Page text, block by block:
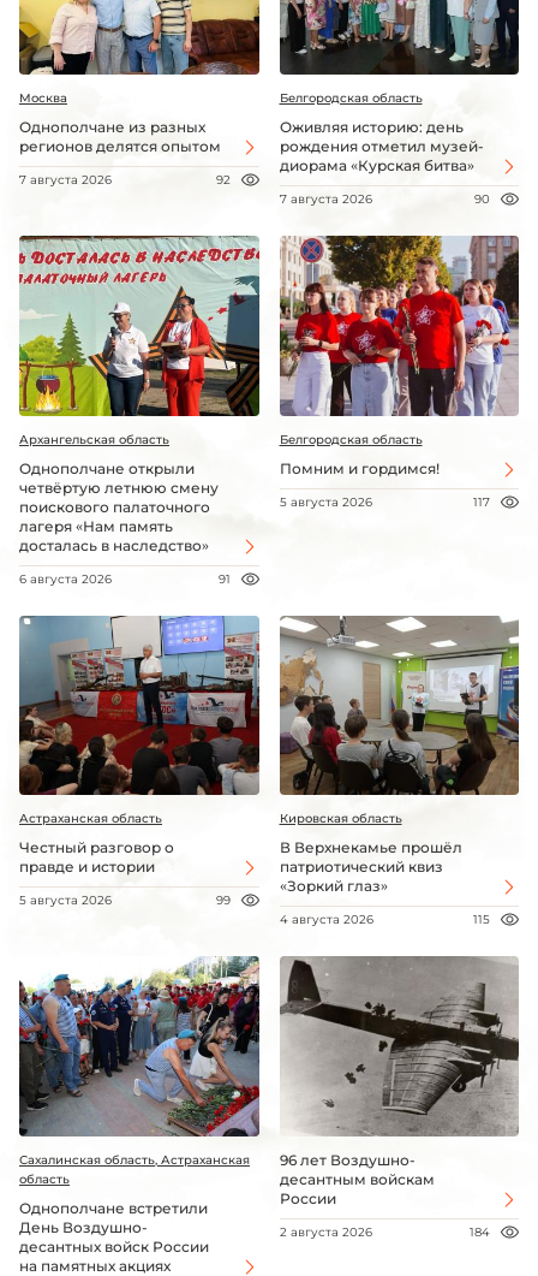
Москва
Однополчане из разных
регионов делятся опытом
7 августа 2026 92
Белгородская область
Оживляя историю: день
рождения отметил музей-
диорама «Курская битва»
7 августа 2026 90
Архангельская область
Однополчане открыли
четвёртую летнюю смену
поискового палаточного
лагеря «Нам память
досталась в наследство»
6 августа 2026 91
Белгородская область
Помним и гордимся!
5 августа 2026 117
Астраханская область
Честный разговор о
правде и истории
5 августа 2026 99
Кировская область
В Верхнекамье прошёл
патриотический квиз
«Зоркий глаз»
4 августа 2026 115
Сахалинская область, Астраханская
область
Однополчане встретили
День Воздушно-
десантных войск России
на памятных акциях
96 лет Воздушно-
десантным войскам
России
2 августа 2026 184